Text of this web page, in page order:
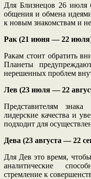
Для Близнецов 26 июля
общения и обмена
к новым знакомствам и
Рак (21 июня — 22
Ракам стоит обратить
Планеты
нерешенных проблем
Лев (23 июля — 22
Представителям
лидерские качества и
подходит для
Дева (23 августа — 22
Для Дев это время,
аналитические
стремление к